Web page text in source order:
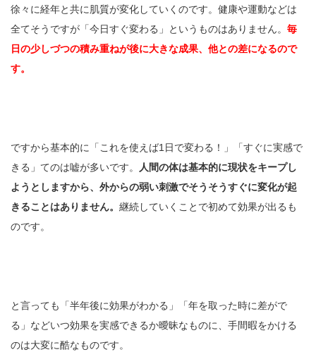
徐々に経年と共に肌質が変化していくのです。健康や運動などは
全てそうですが「今日すぐ変わる」というものはありません。 毎
日の少しづつの積み重ねが後に大きな成果、他との差になるので
す。
ですから基本的に「これを使えば1日で変わる！」「すぐに実感で
きる」てのは嘘が多いです。
人間の体は基本的に現状をキープし
ようとしますから、外からの弱い刺激でそうそうすぐに変化が起
きることはありません。 継続していくことで初めて効果が出るも
のです。
と言っても「半年後に効果がわかる」「年を取った時に差がで
る」などいつ効果を実感できるか曖昧なものに、手間暇をかける
のは大変に酷なものです。